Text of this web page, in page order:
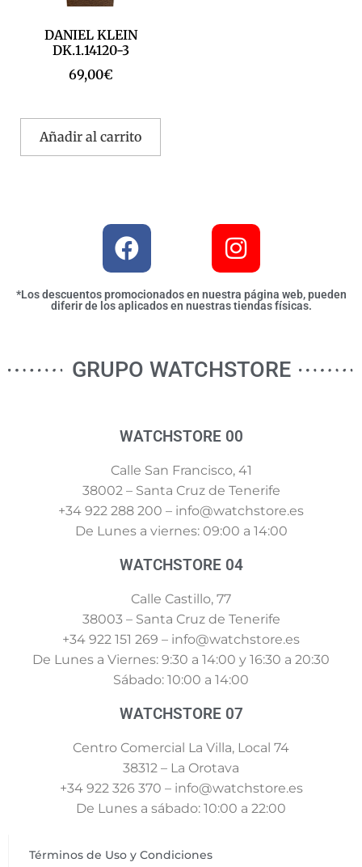
DANIEL KLEIN
DK.1.14120-3
69,00€
Añadir al carrito
*Los descuentos promocionados en nuestra página web, pueden
diferir de los aplicados en nuestras tiendas físicas.
GRUPO WATCHSTORE
WATCHSTORE 00
Calle San Francisco, 41
38002 – Santa Cruz de Tenerife
+34 922 288 200 – info@watchstore.es
De Lunes a viernes: 09:00 a 14:00
WATCHSTORE 04
Calle Castillo, 77
38003 – Santa Cruz de Tenerife
+34 922 151 269 – info@watchstore.es
De Lunes a Viernes: 9:30 a 14:00 y 16:30 a 20:30
Sábado: 10:00 a 14:00
WATCHSTORE 07
Centro Comercial La Villa, Local 74
38312 – La Orotava
+34 922 326 370 – info@watchstore.es
De Lunes a sábado: 10:00 a 22:00
Términos de Uso y Condiciones